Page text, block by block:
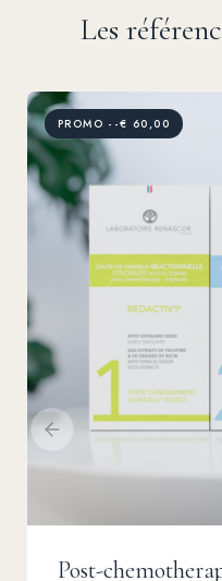
Les
PROMO --€ 60,00
Post-